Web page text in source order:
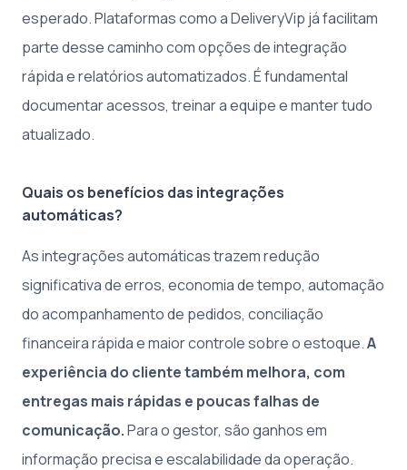
esperado. Plataformas como a DeliveryVip já facilitam
parte desse caminho com opções de integração
rápida e relatórios automatizados. É fundamental
documentar acessos, treinar a equipe e manter tudo
atualizado.
Quais os benefícios das integrações
automáticas?
As integrações automáticas trazem redução
significativa de erros, economia de tempo, automação
do acompanhamento de pedidos, conciliação
financeira rápida e maior controle sobre o estoque.A
experiência do cliente também melhora, com
entregas mais rápidas e poucas falhas de
comunicação.Para o gestor, são ganhos em
informação precisa e escalabilidade da operação.